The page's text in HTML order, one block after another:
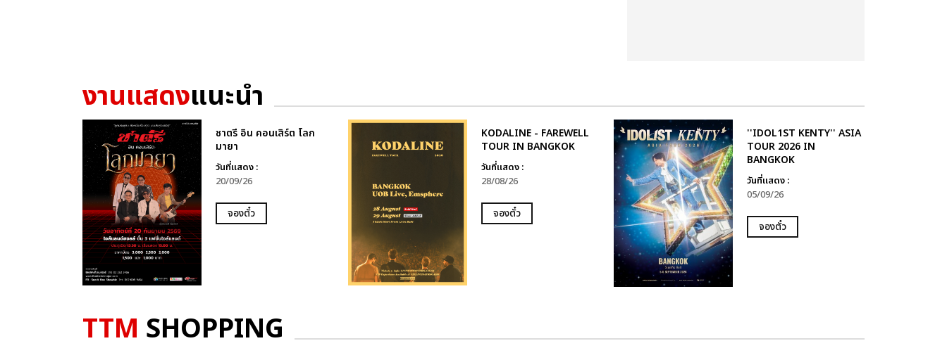
งานแสดงแนะนำ
ชาตรี อิน คอนเสิร์ต โลก
มายา
วันที่แสดง :
20/09/26
จองตั๋ว
KODALINE - FAREWELL
TOUR IN BANGKOK
วันที่แสดง :
28/08/26
จองตั๋ว
''IDOL1ST KENTY'' ASIA
TOUR 2026 IN
BANGKOK
วันที่แสดง :
05/09/26
จองตั๋ว
TTM SHOPPING